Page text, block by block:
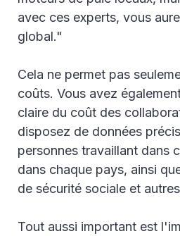
avec ces experts, vous
global."
Cela ne permet pas
coûts. Vous avez
claire du coût des
disposez de données
personnes travaillant dans
dans chaque pays, ainsi
de sécurité sociale et
Tout aussi important est